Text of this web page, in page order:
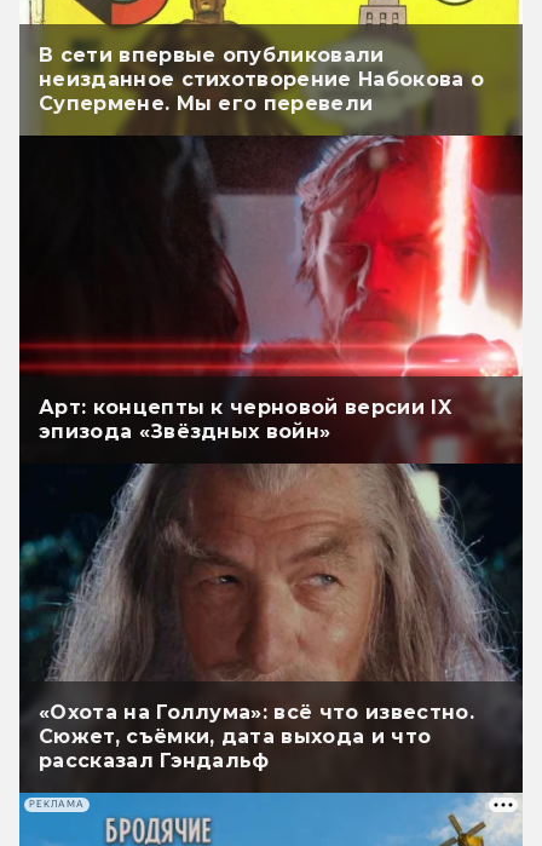
В сети впервые опубликовали
неизданное стихотворение Набокова о
Супермене. Мы его перевели
Арт: концепты к черновой версии IX
эпизода «Звёздных войн»
«Охота на Голлума»: всё что известно.
Сюжет, съёмки, дата выхода и что
рассказал Гэндальф
РЕКЛАМА